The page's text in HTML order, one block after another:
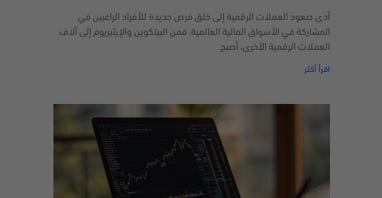
أدى صعود العملات الرقمية إلى خلق فرص جديدة للأفراد الراغبين في
المشاركة في الأسواق المالية العالمية. فمن البيتكوين والإيثيريوم إلى آلاف
العملات الرقمية الأخرى، أصبح
اقرأ أكثر